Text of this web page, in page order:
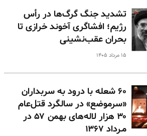
تشدید جنگ گرگ‌ها در رأس
رژیم؛ افشاگری آخوند خرازی تا
بحران عقب‌نشینی
۱۵ مرداد ۱۴۰۵
۶۰ شعله با درود به سربداران
«سرموضع» در سالگرد قتل‌عام
۳۰ هزار لاله‌های بهمن ۵۷ در
مـرداد ۱۳۶۷